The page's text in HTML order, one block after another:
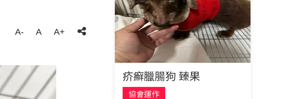
A-
A A+
疥癬臘腸狗 臻果
協會運作